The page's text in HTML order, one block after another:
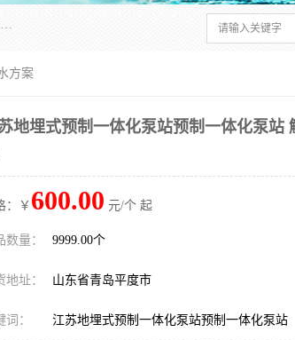
青岛铭源环保科技有限公司是一家专注于环保与智慧水务领域的先进科技企业，公司专注于云智能一体化HMPP预制泵站、智能截流井设备、调蓄池雨洪管理设备、水务循环利用、云智慧水务开发及新型环保技术研发等领域。
方案
地埋式预制一体化泵站预制一体化泵站
：￥ 600.00 元/个 起
数量： 9999.00个
地址： 山东省青岛平度市
词： 江苏地埋式预制一体化泵站预制一体化泵站